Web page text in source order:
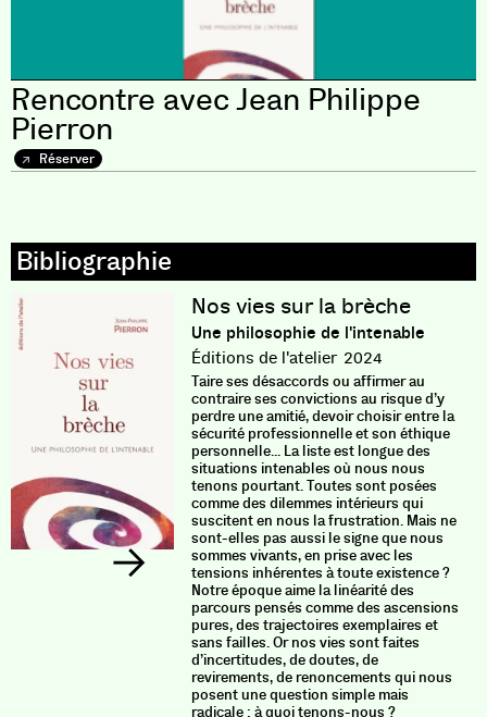
Rencontre avec Jean Philippe
Pierron
Réserver
Nos vies sur la brèche
Une philosophie de l'intenable
Éditions de l'atelier 2024
Taire ses désaccords ou affirmer au
contraire ses convictions au risque d’y
perdre une amitié, devoir choisir entre la
sécurité professionnelle et son éthique
personnelle... La liste est longue des
situations intenables où nous nous
tenons pourtant. Toutes sont posées
comme des dilemmes intérieurs qui
suscitent en nous la frustration. Mais ne
sont-elles pas aussi le signe que nous
sommes vivants, en prise avec les
tensions inhérentes à toute existence ?
Notre époque aime la linéarité des
parcours pensés comme des ascensions
pures, des trajectoires exemplaires et
sans failles. Or nos vies sont faites
d’incertitudes, de doutes, de
revirements, de renoncements qui nous
posent une question simple mais
radicale : à quoi tenons-nous ?